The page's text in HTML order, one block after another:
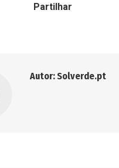
Partilhar
Autor:Solverde.pt